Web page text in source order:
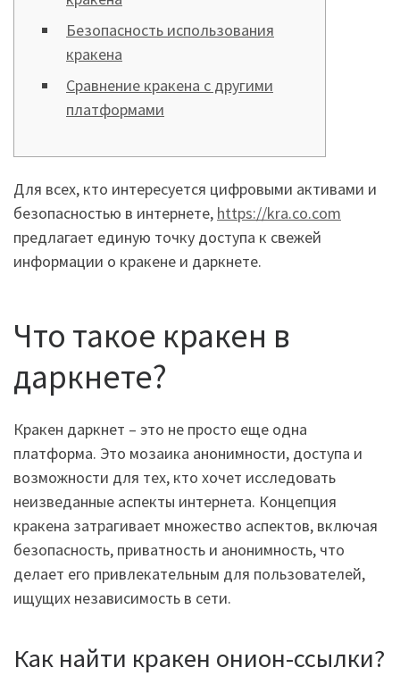
Безопасность использования
кракена
Сравнение кракена с другими
платформами
Для всех, кто интересуется цифровыми активами и
безопасностью в интернете, https://kra.co.com
предлагает единую точку доступа к свежей
информации о кракене и даркнете.
Что такое кракен в
даркнете?
Кракен даркнет – это не просто еще одна
платформа. Это мозаика анонимности, доступа и
возможности для тех, кто хочет исследовать
неизведанные аспекты интернета. Концепция
кракена затрагивает множество аспектов, включая
безопасность, приватность и анонимность, что
делает его привлекательным для пользователей,
ищущих независимость в сети.
Как найти кракен онион-ссылки?